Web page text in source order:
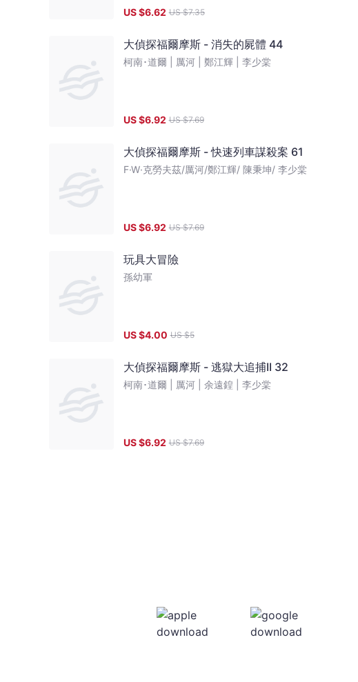
US $6.62 US $7.35
大偵探福爾摩斯 - 消失的屍體 44
李少棠
US $6.92 US $7.69
大偵探福爾摩斯 - 快速列車謀殺案 61
F·W·克勞夫茲/厲河/鄭江輝/ 陳秉坤/ 李少棠
US $6.92 US $7.69
玩具大冒險
孫幼軍
US $4.00 US $5
大偵探福爾摩斯 - 逃獄大追捕II 32
李少棠
US $6.92 US $7.69